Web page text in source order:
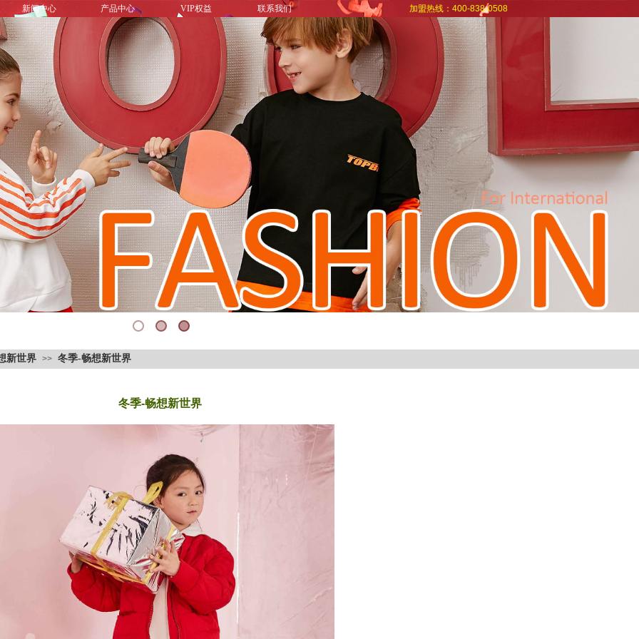
新闻中心 产品中心 VIP权益 联系我们 加盟热线：400-838-0508
新世界 >> 冬季-畅想新世界
冬季-畅想新世界